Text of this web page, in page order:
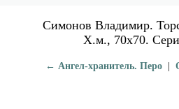
Симонов Владимир.
Х.м., 70х70.
← Ангел-хранитель. Перо